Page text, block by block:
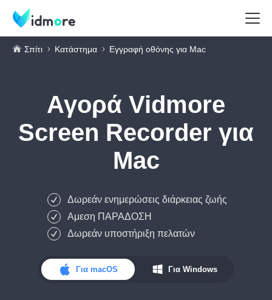
Σπίτι Κατάστημα Εγγραφή οθόνης για Mac
Αγορά Vidmore
Screen Recorder για
Mac
Δωρεάν ενημερώσεις διάρκειας ζωής
Αμεση ΠΑΡΑΔΟΣΗ
Δωρεάν υποστήριξη πελατών